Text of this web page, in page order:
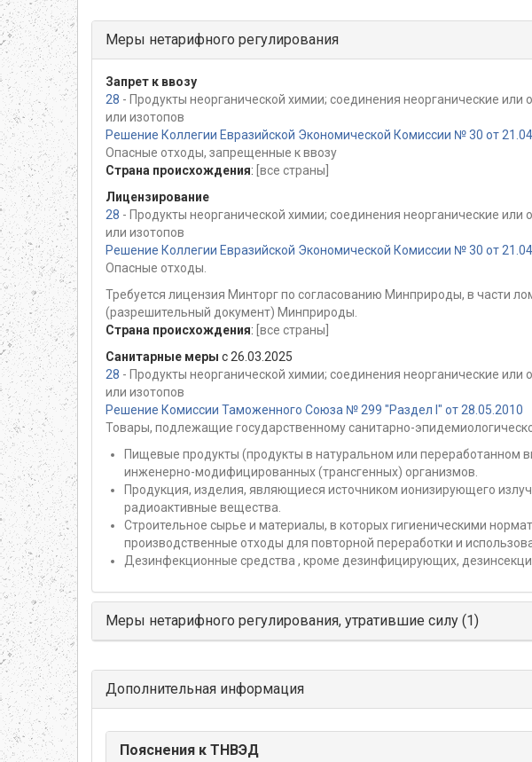
Меры нетарифного регулирования
Запрет к ввозу
28 - Продукты неорганической химии; соединения неорганические
или изотопов
Решение Коллегии Евразийской Экономической Комиссии № 30 от
Опасные отходы, запрещенные к ввозу
Страна происхождения: [все страны]
Лицензирование
28 - Продукты неорганической химии; соединения неорганические
или изотопов
Решение Коллегии Евразийской Экономической Комиссии № 30 от
Опасные отходы.
Требуется лицензия Минторг по согласованию Минприроды, в части
(разрешительный документ) Минприроды.
Страна происхождения: [все страны]
Санитарные меры с 26.03.2025
28 - Продукты неорганической химии; соединения неорганические
или изотопов
Решение Комиссии Таможенного Союза № 299 "Раздел I" от 28.05.2010
Товары, подлежащие государственному санитарно-
Пищевые продукты (продукты в натуральном или переработанном
инженерно-модифицированных (трансгенных) организмов.
Продукция, изделия, являющиеся источником ионизирующего
радиоактивные вещества.
Строительное сырье и материалы, в которых гигиеническими
производственные отходы для повторной переработки и
Дезинфекционные средства , кроме дезинфицирующих,
Меры нетарифного регулирования, утратившие силу (1)
Дополнительная информация
Пояснения к ТНВЭД